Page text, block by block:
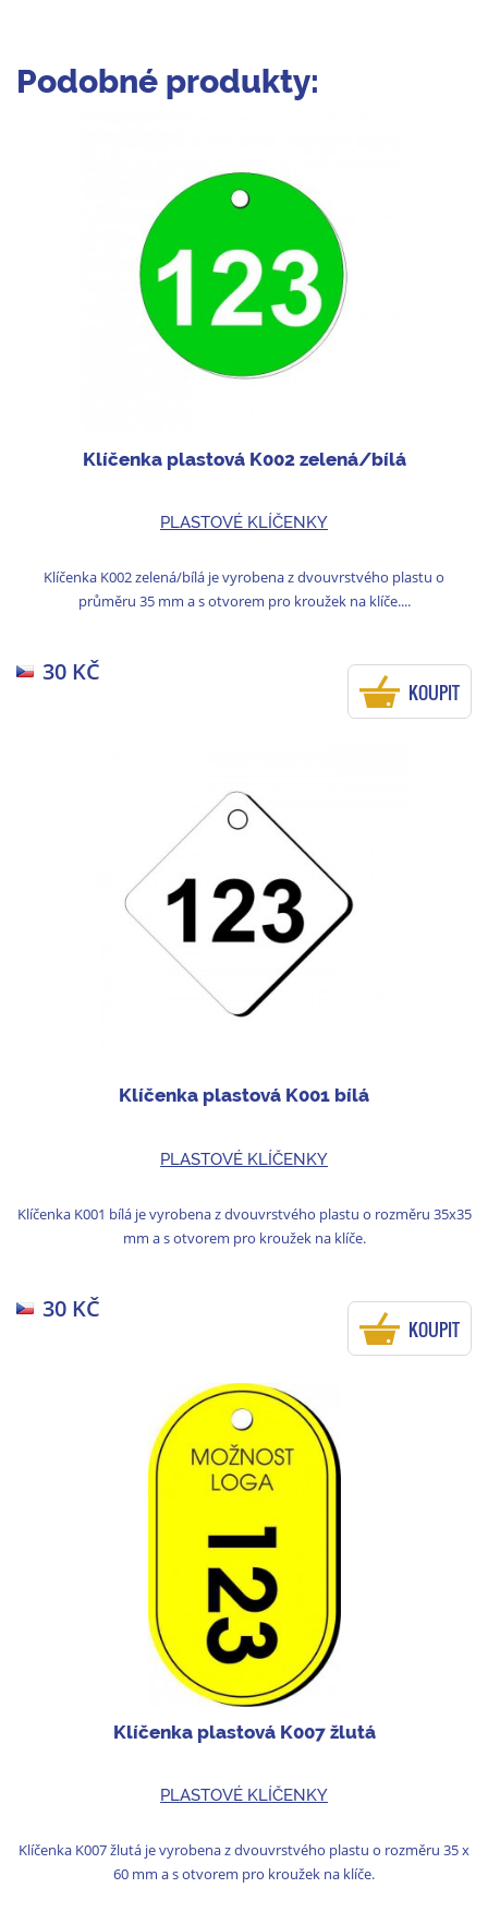
Podobné produkty:
Klíčenka plastová K002 zelená/bílá
PLASTOVÉ KLÍČENKY
Klíčenka K002 zelená/bílá je vyrobena z dvouvrstvého plastu o
průměru 35 mm a s otvorem pro kroužek na klíče....
30 KČ
KOUPIT
Klíčenka plastová K001 bílá
PLASTOVÉ KLÍČENKY
Klíčenka K001 bílá je vyrobena z dvouvrstvého plastu o rozměru 35x35
mm a s otvorem pro kroužek na klíče.
30 KČ
KOUPIT
Klíčenka plastová K007 žlutá
PLASTOVÉ KLÍČENKY
Klíčenka K007 žlutá je vyrobena z dvouvrstvého plastu o rozměru 35 x
60 mm a s otvorem pro kroužek na klíče.